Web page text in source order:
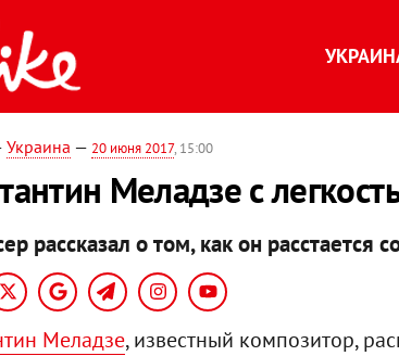
Украина — 20 июня 2017, 15:00
Меладзе с
рассказал о том, как он расстается
Меладзе, известный композитор,